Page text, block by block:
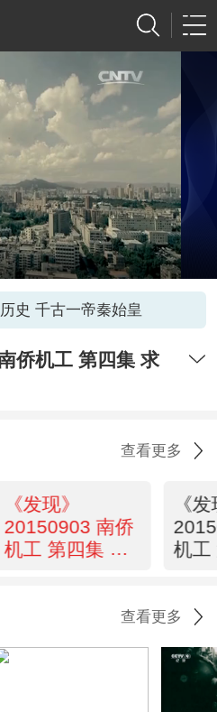
史 千古一帝秦始皇
侨机工 第四集 求
查看更多
《发现》
20150903 南侨
机工 第四集 求
《
机工
查看更多